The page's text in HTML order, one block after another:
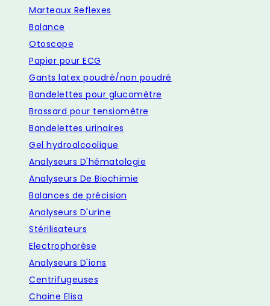
Marteaux Reflexes
Balance
Otoscope
Papier pour ECG
Gants latex poudré/non poudré
Bandelettes pour glucomètre
Brassard pour tensiomètre
Bandelettes urinaires
Gel hydroalcoolique
Analyseurs D'hématologie
Analyseurs De Biochimie
Balances de précision
Analyseurs D'urine
Stérilisateurs
Electrophorèse
Analyseurs D'ions
Centrifugeuses
Chaine Elisa